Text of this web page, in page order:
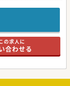
プの強固な経営
おります。
々な改善や体制
おります。
揮っており、そ
下さい。
進んでいます。
対応のほぼない
の求人に
合わせる